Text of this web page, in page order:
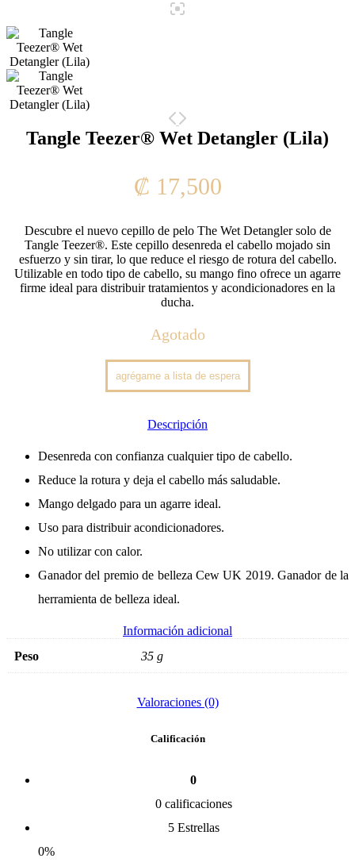
Tangle Teezer® Wet Detangler (Lila)
₡ 17,500
Descubre el nuevo cepillo de pelo The Wet Detangler solo de
Tangle Teezer®. Este cepillo desenreda el cabello mojado sin
esfuerzo y sin tirar, lo que reduce el riesgo de rotura del cabello.
Utilizable en todo tipo de cabello, su mango fino ofrece un agarre
firme ideal para distribuir tratamientos y acondicionadores en la
ducha.
Agotado
Descripción
Desenreda con confianza cualquier tipo de cabello.
Reduce la rotura y deja el cabello más saludable.
Mango delgado para un agarre ideal.
Uso para distribuir acondicionadores.
No utilizar con calor.
Ganador del premio de belleza Cew UK 2019. Ganador de la
herramienta de belleza ideal.
Información adicional
Peso
35 g
Valoraciones (0)
Calificación
0
0 calificaciones
5 Estrellas
0%